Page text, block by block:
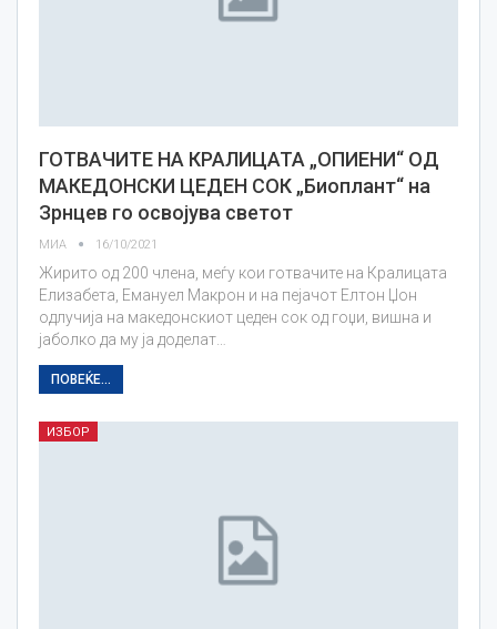
ГОТВАЧИТЕ НА КРАЛИЦАТА „ОПИЕНИ“ ОД
МАКЕДОНСКИ ЦЕДЕН СОК „Биоплант“ на
Зрнцев го освојува светот
МИА 16/10/2021
Жирито од 200 члена, меѓу кои готвачите на Кралицата
Елизабета, Емануел Макрон и на пејачот Елтон Џон
одлучија на македонскиот цеден сок од гоџи, вишна и
јаболко да му ја доделат…
ПОВЕЌЕ...
ИЗБОР